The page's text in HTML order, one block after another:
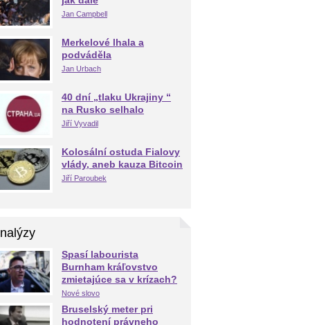
Jan Campbell
Merkelové lhala a
podváděla
Jan Urbach
40 dní „tlaku Ukrajiny “
na Rusko selhalo
Jiří Vyvadil
Kolosální ostuda Fialovy
vlády, aneb kauza Bitcoin
Jiří Paroubek
Spasí labourista
Burnham kráľovstvo
zmietajúce sa v krízach?
Nové slovo
Bruselský meter pri
hodnotení právneho